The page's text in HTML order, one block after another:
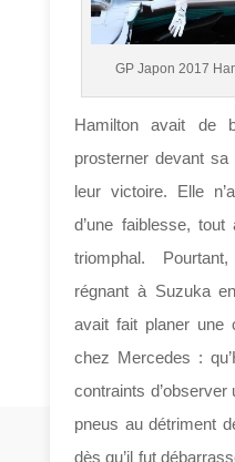
GP Japon 2017
Hamilton avait de
prosterner devant
leur victoire. Elle
d’une faiblesse,
triomphal.
régnant à Suzuka
avait fait planer une
chez Mercedes :
contraints
pneus au détriment
dès qu’il fut